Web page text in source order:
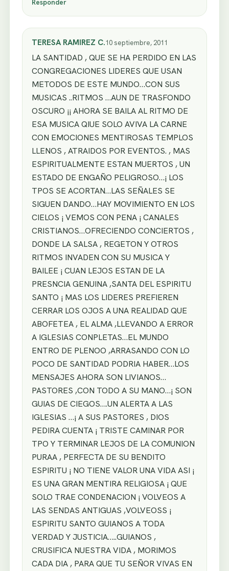
Responder
TERESA RAMIREZ C.10 septiembre, 2011
LA SANTIDAD , QUE SE HA PERDIDO EN LAS
CONGREGACIONES LIDERES QUE USAN
METODOS DE ESTE MUNDO…CON SUS
MUSICAS ..RITMOS …AUN DE TRASFONDO
OSCURO ¡¡ AHORA SE BAILA AL RITMO DE
ESA MUSICA QIUE SOLO AVIVA LA CARNE
CON EMOCIONES MENTIROSAS TEMPLOS
LLENOS , ATRAIDOS POR EVENTOS. , MAS
ESPIRITUALMENTE ESTAN MUERTOS , UN
ESTADO DE ENGAÑO PELIGROSO…¡ LOS
TPOS SE ACORTAN…LAS SEÑALES SE
SIGUEN DANDO…HAY MOVIMIENTO EN LOS
CIELOS ¡ VEMOS CON PENA ¡ CANALES
CRISTIANOS…OFRECIENDO CONCIERTOS ,
DONDE LA SALSA , REGETON Y OTROS
RITMOS INVADEN CON SU MUSICA Y
BAILEE ¡ CUAN LEJOS ESTAN DE LA
PRESNCIA GENUINA ,SANTA DEL ESPIRITU
SANTO ¡ MAS LOS LIDERES PREFIEREN
CERRAR LOS OJOS A UNA REALIDAD QUE
ABOFETEA , EL ALMA ,LLEVANDO A ERROR
A IGLESIAS CONPLETAS…EL MUNDO
ENTRO DE PLENOO ,ARRASANDO CON LO
POCO DE SANTIDAD PODRIA HABER…LOS
MENSAJES AHORA SON LIVIANOS…
PASTORES ,CON TODO A SU MANO…¡ SON
GUIAS DE CIEGOS….UN ALERTA A LAS
IGLESIAS …¡ A SUS PASTORES , DIOS
PEDIRA CUENTA ¡ TRISTE CAMINAR POR
TPO Y TERMINAR LEJOS DE LA COMUNION
PURAA , PERFECTA DE SU BENDITO
ESPIRITU ¡ NO TIENE VALOR UNA VIDA ASI ¡
ES UNA GRAN MENTIRA RELIGIOSA ¡ QUE
SOLO TRAE CONDENACION ¡ VOLVEOS A
LAS SENDAS ANTIGUAS ,VOLVEOSS ¡
ESPIRITU SANTO GUIANOS A TODA
VERDAD Y JUSTICIA…..GUIANOS ,
CRUSIFICA NUESTRA VIDA , MORIMOS
CADA DIA , PARA QUE TU SEÑOR VIVAS EN